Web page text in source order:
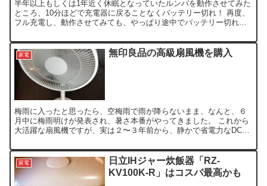
半年以上もしくは1年近く休眠となっていたルンバを動作させてみた
ところ、10分ほどで充電器に戻ることなくバッテリー切れ！ 再度、
フル充電し、動作させてみても、やっぱり途中でバッテリー切れと
家電 無印良品の高級扇風機を購入
梅雨に入ったと思ったら、空梅雨で雨が降らないまま、なんと、６
月中に梅雨明けが発表され、暑さ本番がやってきました。 これから
大活躍な扇風機ですが、実は２〜３年前から、静かで省電力なDCモ
家電
日立IHジャー炊飯器「RZ-
KV100K-R」はコスパ最高かも